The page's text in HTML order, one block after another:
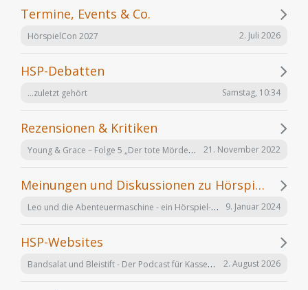
Termine, Events & Co.
HörspielCon 2027 2. Juli 2026
HSP-Debatten
...zuletzt gehört Samstag, 10:34
Rezensionen & Kritiken
Young & Grace – Folge 5 „Der tote Mörder“ von TOS Hörfabrik 21. November 2022
Meinungen und Diskussionen zu Hörspielen und Hörbüchern
Leo und die Abenteuermaschine - ein Hörspiel-Desaster mit Happy End 9. Januar 2024
HSP-Websites
Bandsalat und Bleistift - Der Podcast für Kassetten-Kinder 2. August 2026